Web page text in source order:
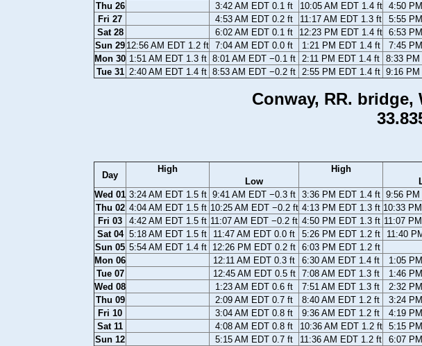
Thu 26
3:42 AM EDT 0.1 ft 10:05 AM EDT 1.4 ft 4:50
Fri 27
4:53 AM EDT 0.2 ft 11:17 AM EDT 1.3 ft 5:55
Sat 28
6:02 AM EDT 0.1 ft 12:23 PM EDT 1.4 ft 6:53
Sun 29 12:56 AM EDT 1.2 ft 7:04 AM EDT 0.0 ft 1:21 PM EDT 1.4 ft 7:45
Mon 30 1:51 AM EDT 1.3 ft 8:01 AM EDT −0.1 ft 2:11 PM EDT 1.4 ft 8:33
Tue 31 2:40 AM EDT 1.4 ft 8:53 AM EDT −0.2 ft 2:55 PM EDT 1.4 ft 9:16
Conway, RR. bridge,
Day
High
Low
High
Wed 01 3:24 AM EDT 1.5 ft 9:41 AM EDT −0.3 ft 3:36 PM EDT 1.4 ft 9:56
Thu 02 4:04 AM EDT 1.5 ft 10:25 AM EDT −0.2 ft 4:13 PM EDT 1.3 ft 10:33
Fri 03
4:42 AM EDT 1.5 ft 11:07 AM EDT −0.2 ft 4:50 PM EDT 1.3 ft 11:07
Sat 04 5:18 AM EDT 1.5 ft 11:47 AM EDT 0.0 ft 5:26 PM EDT 1.2 ft 11:40
Sun 05 5:54 AM EDT 1.4 ft 12:26 PM EDT 0.2 ft 6:03 PM EDT 1.2 ft
Mon 06
12:11 AM EDT 0.3 ft 6:30 AM EDT 1.4 ft 1:05
Tue 07
12:45 AM EDT 0.5 ft 7:08 AM EDT 1.3 ft 1:46
Wed 08
1:23 AM EDT 0.6 ft 7:51 AM EDT 1.3 ft 2:32
Thu 09
2:09 AM EDT 0.7 ft 8:40 AM EDT 1.2 ft 3:24
Fri 10
3:04 AM EDT 0.8 ft 9:36 AM EDT 1.2 ft 4:19
Sat 11
4:08 AM EDT 0.8 ft 10:36 AM EDT 1.2 ft 5:15
Sun 12
5:15 AM EDT 0.7 ft 11:36 AM EDT 1.2 ft 6:07